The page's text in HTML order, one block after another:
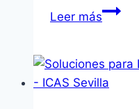
Leer másServicio
en
Dos